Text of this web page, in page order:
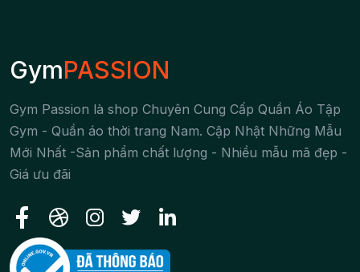
GymPASSION
Gym Passion là shop Chuyên Cung Cấp Quần Áo Tập
Gym - Quần áo thời trang Nam. Cập Nhật Những Mẫu
Mới Nhất -Sản phẩm chất lượng - Nhiều mẫu mã đẹp -
Giá ưu đãi